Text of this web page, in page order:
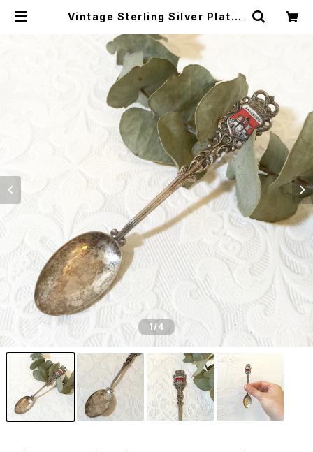
Vintage Sterling Silver Plated
miñangos web shop
1/4